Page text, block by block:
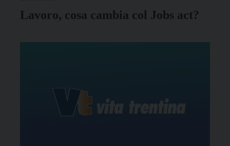
Lavoro, cosa cambia col Jobs act?